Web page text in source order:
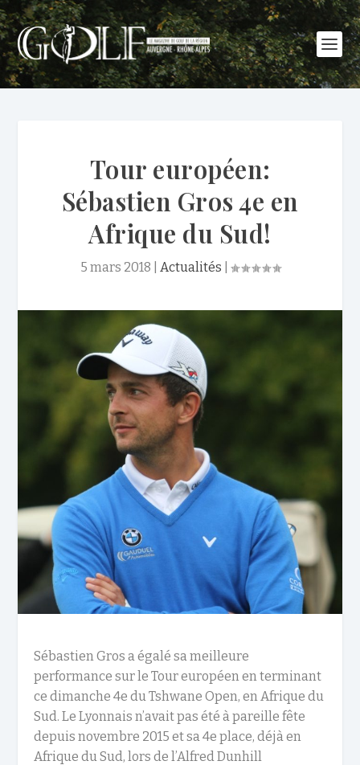
Tour européen:
Sébastien Gros 4e en
Afrique du Sud!
5 mars 2018 Actualités
Sébastien Gros a égalé sa meilleure
performance sur le Tour européen en terminant
ce dimanche 4e du Tshwane Open, en Afrique du
Sud. Le Lyonnais n’avait pas été à pareille fête
depuis novembre 2015 et sa 4e place, déjà en
Afrique du Sud, lors de l’Alfred Dunhill